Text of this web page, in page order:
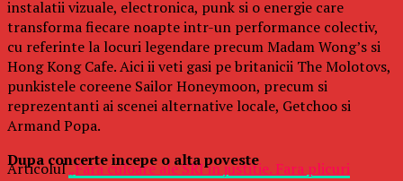
Articolul„Fara culoare ale SRI in justitie. Fara plicuri
instalatii vizuale, electronica, punk si o energie care
transforma fiecare noapte intr-un performance colectiv,
cu referinte la locuri legendare precum Madam Wong’s si
Hong Kong Cafe. Aici ii veti gasi pe britanicii The Molotovs,
punkistele coreene Sailor Honeymoon, precum si
reprezentanti ai scenei alternative locale, Getchoo si
Armand Popa.
Dupa concerte incepe o alta poveste